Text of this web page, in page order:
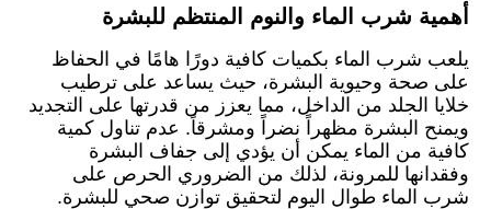
أهمية شرب الماء والنوم المنتظم للبشرة
يلعب شرب الماء بكميات كافية دورًا هامًا في الحفاظ
على صحة وحيوية البشرة، حيث يساعد على ترطيب
خلايا الجلد من الداخل، مما يعزز من قدرتها على التجديد
ويمنح البشرة مظهراً نضراً ومشرقاً. عدم تناول كمية
كافية من الماء يمكن أن يؤدي إلى جفاف البشرة
وفقدانها للمرونة، لذلك من الضروري الحرص على
شرب الماء طوال اليوم لتحقيق توازن صحي للبشرة.